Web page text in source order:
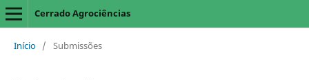
Cerrado Agrociências
Início / Submissões